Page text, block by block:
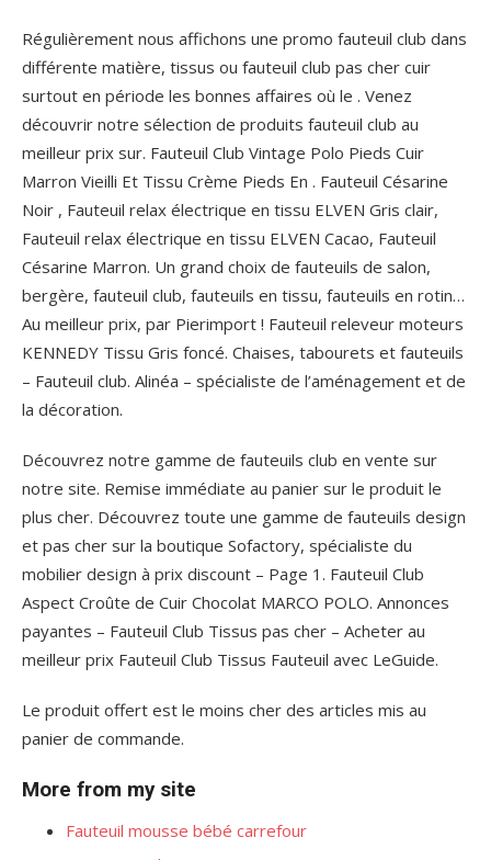
Régulièrement nous affichons une promo fauteuil club dans
différente matière, tissus ou fauteuil club pas cher cuir
surtout en période les bonnes affaires où le . Venez
découvrir notre sélection de produits fauteuil club au
meilleur prix sur. Fauteuil Club Vintage Polo Pieds Cuir
Marron Vieilli Et Tissu Crème Pieds En . Fauteuil Césarine
Noir , Fauteuil relax électrique en tissu ELVEN Gris clair,
Fauteuil relax électrique en tissu ELVEN Cacao, Fauteuil
Césarine Marron. Un grand choix de fauteuils de salon,
bergère, fauteuil club, fauteuils en tissu, fauteuils en rotin…
Au meilleur prix, par Pierimport ! Fauteuil releveur moteurs
KENNEDY Tissu Gris foncé. Chaises, tabourets et fauteuils
– Fauteuil club. Alinéa – spécialiste de l’aménagement et de
la décoration.
Découvrez notre gamme de fauteuils club en vente sur
notre site. Remise immédiate au panier sur le produit le
plus cher. Découvrez toute une gamme de fauteuils design
et pas cher sur la boutique Sofactory, spécialiste du
mobilier design à prix discount – Page 1. Fauteuil Club
Aspect Croûte de Cuir Chocolat MARCO POLO. Annonces
payantes – Fauteuil Club Tissus pas cher – Acheter au
meilleur prix Fauteuil Club Tissus Fauteuil avec LeGuide.
Le produit offert est le moins cher des articles mis au
panier de commande.
More from my site
Fauteuil mousse bébé carrefour